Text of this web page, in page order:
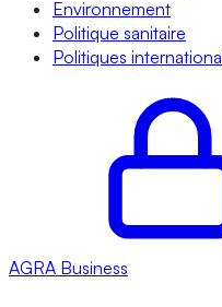
Environnement
Politique sanitaire
Politiques
AGRA Business